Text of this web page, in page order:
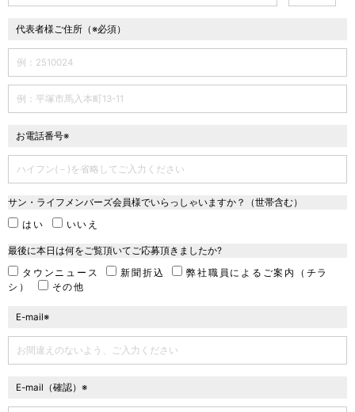
代表者様ご住所（※必須）
お電話番号※
サン・ライフメンバーズ会員様でいらっしゃいますか？（世帯含む）
はい
いいえ
最後に本日は何をご覧頂いてご応募頂きましたか?
タウンニュース
新聞折込
弊社職員によるご案内（チラ
シ）
その他
E-mail※
E-mail（確認）※